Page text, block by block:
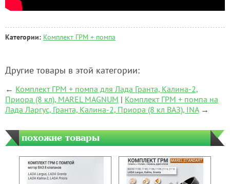
Категории: Комплект ГРМ + помпа
Другие товары в этой категории:
← Комплект ГРМ + помпа для Лада Гранта, Калина-2,
Приора (8 кл), MAREL MAGNUM | Комплект ГРМ + помпа на
Лада Ларгус, Гранта, Калина-2, Приора (8 кл ВАЗ), INA→
похожие товары